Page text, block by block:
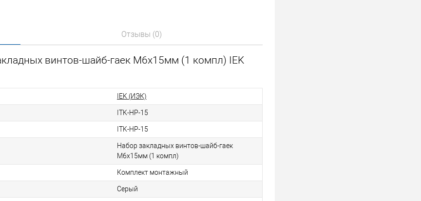
Отзывы (0)
винтов-шайб-гаек M6x15мм (1 компл) IEK
IEK (ИЭК)
ITK-HP-15
ITK-HP-15
Набор закладных винтов-шайб-гаек
M6x15мм (1 компл)
Комплект монтажный
Серый